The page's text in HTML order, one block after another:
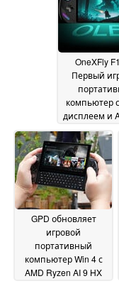
OneXFly
Первый
компьютер
дисплеем и
5 теперь
December
GPD обновляет
игровой
портативный
компьютер Win 4 с
AMD Ryzen AI 9 HX